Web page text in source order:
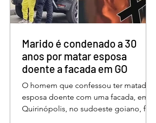
secretário municipal de Educação,
Denildson Oliveira, destacou que o
aos educadores muito mais do que
Marido é condenado a 30
anos por matar esposa
doente a facada em GO
O homem que confessou ter matado a
esposa doente com uma facada, em
Quirinópolis, no sudoeste goiano, foi